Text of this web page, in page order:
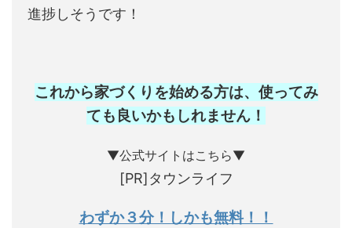
進捗しそうです！
これから家づくりを始める方は、使ってみ
ても良いかもしれません ！
▼公式サイトはこちら▼
[PR]タウンライフ
わずか３分！しかも無料！！